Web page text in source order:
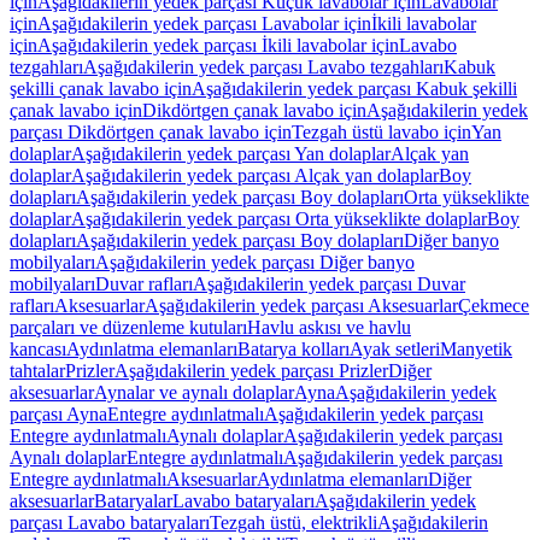
içinAşağıdakilerin yedek parçası Lavabolar içinİkili lavabolar
içinAşağıdakilerin yedek parçası İkili lavabolar içinLavabo
tezgahlarıAşağıdakilerin yedek parçası Lavabo tezgahlarıKabuk
şekilli çanak lavabo içinAşağıdakilerin yedek parçası Kabuk şekilli
çanak lavabo içinDikdörtgen çanak lavabo içinAşağıdakilerin yedek
parçası Dikdörtgen çanak lavabo içinTezgah üstü lavabo içinYan
dolaplarAşağıdakilerin yedek parçası Yan dolaplarAlçak yan
dolaplarAşağıdakilerin yedek parçası Alçak yan dolaplarBoy
dolaplarıAşağıdakilerin yedek parçası Boy dolaplarıOrta yükseklikte
dolaplarAşağıdakilerin yedek parçası Orta yükseklikte dolaplarBoy
dolaplarıAşağıdakilerin yedek parçası Boy dolaplarıDiğer banyo
mobilyalarıAşağıdakilerin yedek parçası Diğer banyo
mobilyalarıDuvar raflarıAşağıdakilerin yedek parçası Duvar
raflarıAksesuarlarAşağıdakilerin yedek parçası AksesuarlarÇekmece
parçaları ve düzenleme kutularıHavlu askısı ve havlu
kancasıAydınlatma elemanlarıBatarya kollarıAyak setleriManyetik
tahtalarPrizlerAşağıdakilerin yedek parçası PrizlerDiğer
aksesuarlarAynalar ve aynalı dolaplarAynaAşağıdakilerin yedek
parçası AynaEntegre aydınlatmalıAşağıdakilerin yedek parçası
Entegre aydınlatmalıAynalı dolaplarAşağıdakilerin yedek parçası
Aynalı dolaplarEntegre aydınlatmalıAşağıdakilerin yedek parçası
Entegre aydınlatmalıAksesuarlarAydınlatma elemanlarıDiğer
aksesuarlarBataryalarLavabo bataryalarıAşağıdakilerin yedek
parçası Lavabo bataryalarıTezgah üstü, elektrikliAşağıdakilerin